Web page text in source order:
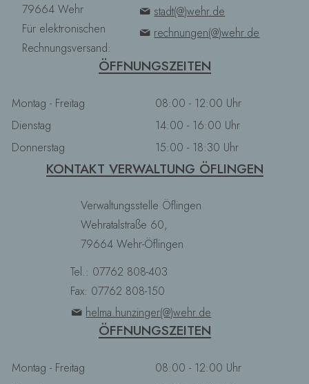
79664 Wehr
Für elektronischen
Rechnungsversand:
stadt(@)wehr.de
rechnungen(@)wehr.de
ÖFFNUNGSZEITEN
Montag - Freitag
Dienstag
Donnerstag
08:00 - 12:00 Uhr
14:00 - 16:00 Uhr
15:00 - 18:30 Uhr
KONTAKT VERWALTUNG ÖFLINGEN
Verwaltungsstelle Öflingen
Wehratalstraße 60,
79664 Wehr-Öflingen
Tel.: 07762 808-403
Fax: 07762 808-150
helma.hunzinger(@)wehr.de
ÖFFNUNGSZEITEN
Montag - Freitag
08:00 - 12:00 Uhr